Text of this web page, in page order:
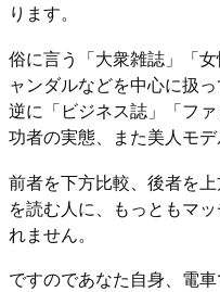
ります。
俗に言う「大衆雑誌」「
ャンダルなどを中心に扱っ
逆に「ビジネス誌」「フ
功者の実態、また美人モデ
前者を下方比較、後者を
を読む人に、もっともマ
れません。
ですのであなた自身、電